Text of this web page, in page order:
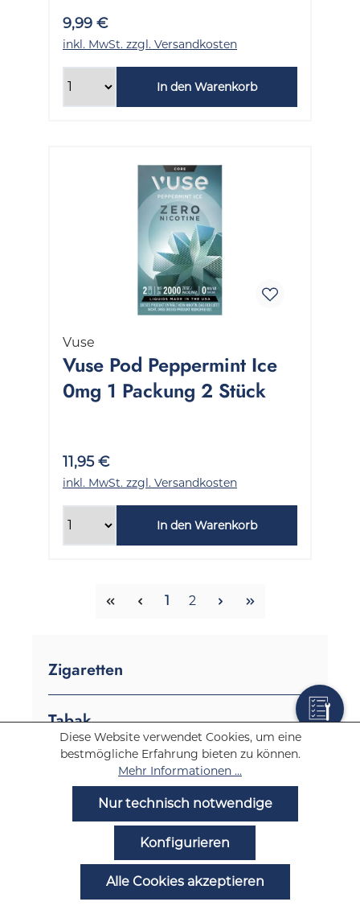
Zigaretten
Tabak
E-Zigaretten
E-Zigaretten Marken
Einweg Vapes
E-Shisha Pods
9,99 €
inkl. MwSt. zzgl. Versandkosten
In den Warenkorb
Vuse
Vuse Pod Peppermint Ice
0mg 1 Packung 2 Stück
11,95 €
inkl. MwSt. zzgl. Versandkosten
In den Warenkorb
Seite
1 Seite
2
Diese Website verwendet Cookies, um eine
bestmögliche Erfahrung bieten zu können.
Mehr Informationen ...
Nur technisch notwendige
Konfigurieren
Alle Cookies akzeptieren